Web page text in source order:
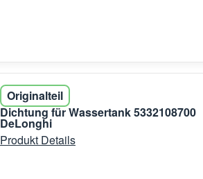
Originalteil
Dichtung für Wassertank 5332108700
DeLonghi
Produkt Details